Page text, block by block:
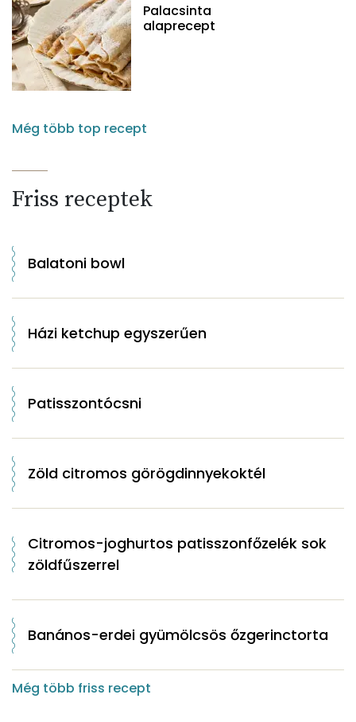
Palacsinta
alaprecept
Még több top recept
Friss receptek
Balatoni bowl
Házi ketchup egyszerűen
Patisszontócsni
Zöld citromos görögdinnyekoktél
Citromos-joghurtos patisszonfőzelék sok
zöldfűszerrel
Banános-erdei gyümölcsös őzgerinctorta
Még több friss recept